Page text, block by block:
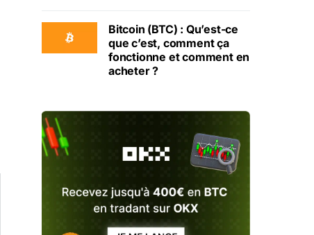
Bitcoin (BTC) : Qu’est-ce
que c’est, comment ça
fonctionne et comment en
acheter ?